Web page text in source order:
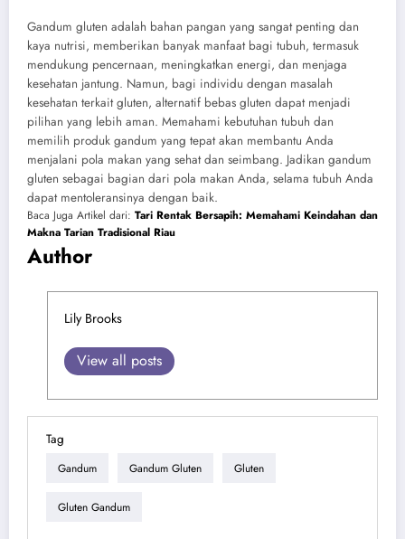
Gandum gluten adalah bahan pangan yang sangat penting dan
kaya nutrisi, memberikan banyak manfaat bagi tubuh, termasuk
mendukung pencernaan, meningkatkan energi, dan menjaga
kesehatan jantung. Namun, bagi individu dengan masalah
kesehatan terkait gluten, alternatif bebas gluten dapat menjadi
pilihan yang lebih aman. Memahami kebutuhan tubuh dan
memilih produk gandum yang tepat akan membantu Anda
menjalani pola makan yang sehat dan seimbang. Jadikan gandum
gluten sebagai bagian dari pola makan Anda, selama tubuh Anda
dapat mentoleransinya dengan baik.
Baca Juga Artikel dari: Tari Rentak Bersapih: Memahami Keindahan dan
Makna Tarian Tradisional Riau
Author
Lily Brooks
View all posts
Tag
Gandum Gandum Gluten Gluten
Gluten Gandum